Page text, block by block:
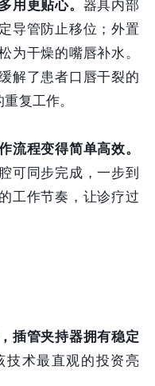
用更贴心。 器具内部
导管防止移位；外置
为干燥的嘴唇补水。
解了患者口唇干裂的
复工作。
流程变得简单高效。
可同步完成，一步到
工作节奏，让诊疗过
插管夹持器拥有稳定
技术最直观的投资亮